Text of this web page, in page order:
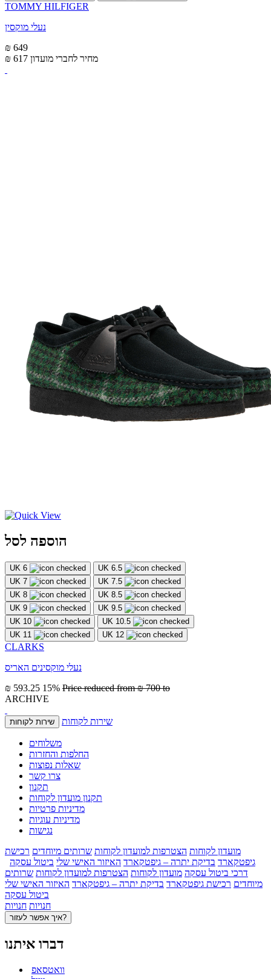
TOMMY HILFIGER
נעלי מוקסין
₪ 649
₪ 617 מחיר לחברי מועדון
הוספה לסל
UK 6
UK 6.5
UK 7
UK 7.5
UK 8
UK 8.5
UK 9
UK 9.5
UK 10
UK 10.5
UK 11
UK 12
CLARKS
נעלי מוקסינים האריס
₪ 593.25 15% Price reduced from₪ 700 to
ARCHIVE
שירות לקוחות שירות לקוחות
משלוחים
החלפות והחזרות
שאלות נפוצות
צרו קשר
תקנון
תקנון מועדון לקוחות
מדיניות פרטיות
מדיניות עוגיות
נגישות
מועדון לקוחות הצטרפות למועדון לקוחות שרותים מיוחדים רכישת
גיפטקארד בדיקת יתרה – גיפטקארד האיזור האישי שלי ביטול עסקה
דרכי ביטול עסקה מועדון לקוחות הצטרפות למועדון לקוחות שרותים
מיוחדים רכישת גיפטקארד בדיקת יתרה – גיפטקארד האיזור האישי שלי
ביטול עסקה
חנויות חנויות
איך אפשר לעזור?
דברו איתנו
וואטסאפ